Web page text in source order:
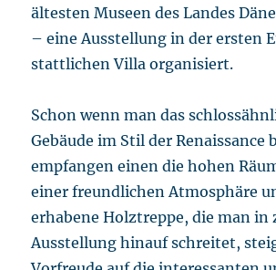
ältesten Museen des Landes
– eine Ausstellung in der ersten
stattlichen Villa organisiert.
Schon wenn man das
Gebäude im Stil der Renaissance
empfangen einen die hohen
einer freundlichen Atmosphäre
erhabene Holztreppe, die man in
Ausstellung hinauf schreitet,